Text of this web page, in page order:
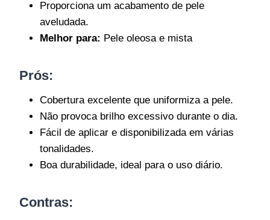
Proporciona um acabamento de pele
aveludada.
Melhor para: Pele oleosa e mista
Prós:
Cobertura excelente que uniformiza a pele.
Não provoca brilho excessivo durante o dia.
Fácil de aplicar e disponibilizada em várias
tonalidades.
Boa durabilidade, ideal para o uso diário.
Contras: